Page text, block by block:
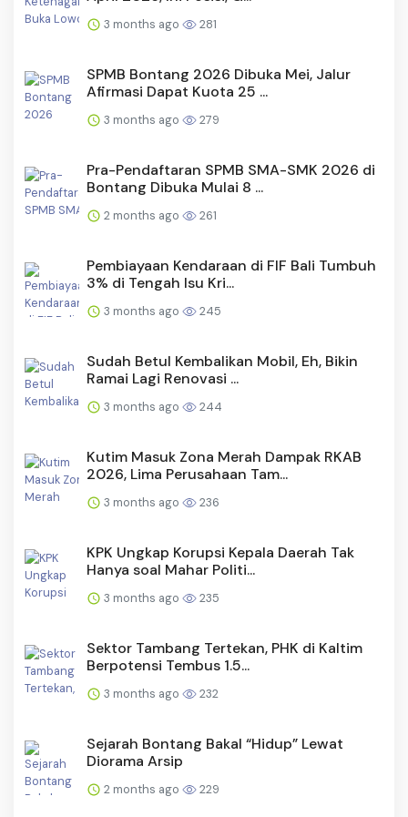
3 months ago 281
SPMB Bontang 2026 Dibuka Mei, Jalur
Afirmasi Dapat Kuota 25 ...
3 months ago 279
Pra-Pendaftaran SPMB SMA-SMK 2026 di
Bontang Dibuka Mulai 8 ...
2 months ago 261
Pembiayaan Kendaraan di FIF Bali Tumbuh
3% di Tengah Isu Kri...
3 months ago 245
Sudah Betul Kembalikan Mobil, Eh, Bikin
Ramai Lagi Renovasi ...
3 months ago 244
Kutim Masuk Zona Merah Dampak RKAB
2026, Lima Perusahaan Tam...
3 months ago 236
KPK Ungkap Korupsi Kepala Daerah Tak
Hanya soal Mahar Politi...
3 months ago 235
Sektor Tambang Tertekan, PHK di Kaltim
Berpotensi Tembus 1.5...
3 months ago 232
Sejarah Bontang Bakal “Hidup” Lewat
Diorama Arsip
2 months ago 229